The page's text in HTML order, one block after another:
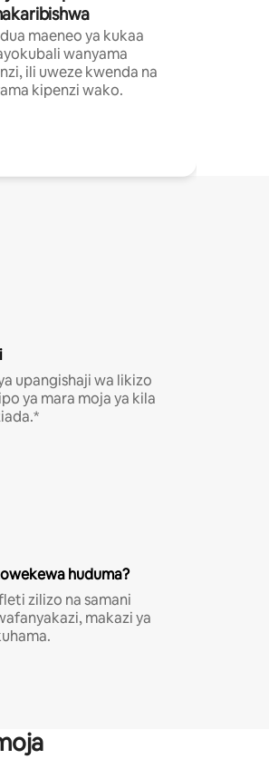
maeneo ya kukaa
wanyama
ili uweze kwenda na
kipenzi wako.
upangishaji wa likizo
ya mara moja ya kila
huduma?
zilizo na samani
makazi ya